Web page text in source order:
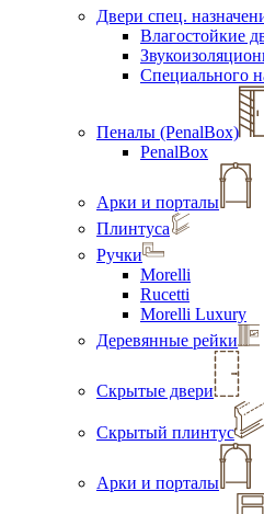
Двери спец.
Влагостойкие
Специального
Пеналы (PenalBox)
PenalBox
Арки и порталы
Плинтуса
Ручки
Morelli
Rucetti
Morelli Luxury
Деревянные рейки
Скрытые двери
Скрытый плинтус
Арки и порталы